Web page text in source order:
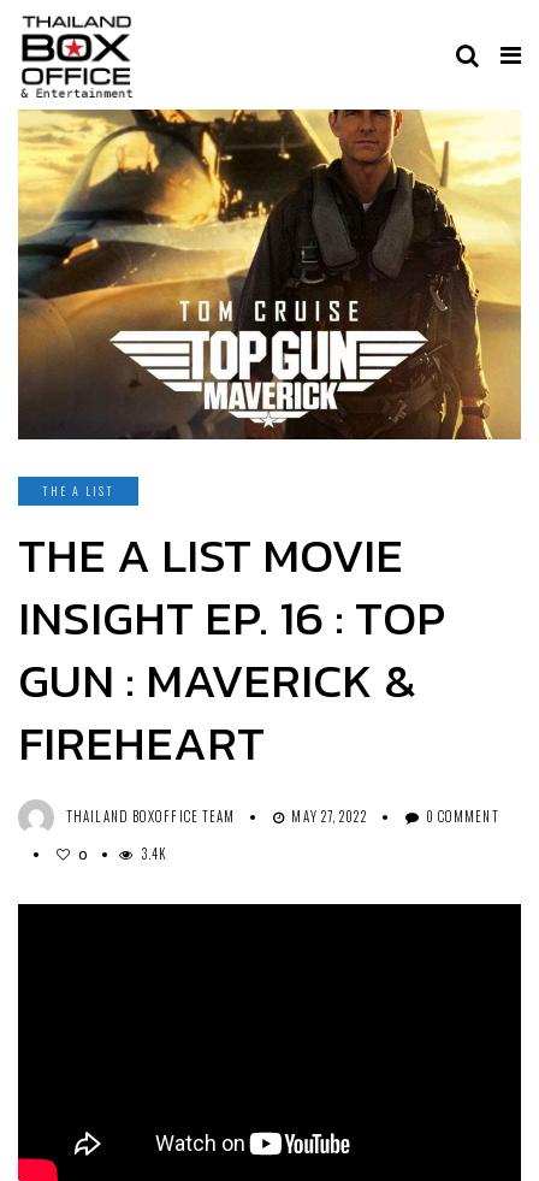
THE A LIST
THE A LIST MOVIE
INSIGHT EP. 16 : TOP
GUN : MAVERICK &
FIREHEART
THAILAND BOXOFFICE TEAM MAY 27, 2022 0 COMMENT
0 3.4K